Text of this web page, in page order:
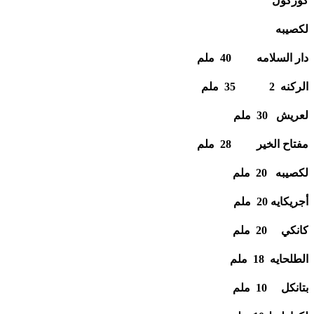
لكصيبه
دار السلامه 40 ملم
الركنه 2 35 ملم
لعريش 30 ملم
مفتاح الخير 28 ملم
لكصيبه 20 ملم
أجريكايه 20 ملم
كانكي 20 ملم
الطلحايه 18 ملم
بتانكل 10 ملم